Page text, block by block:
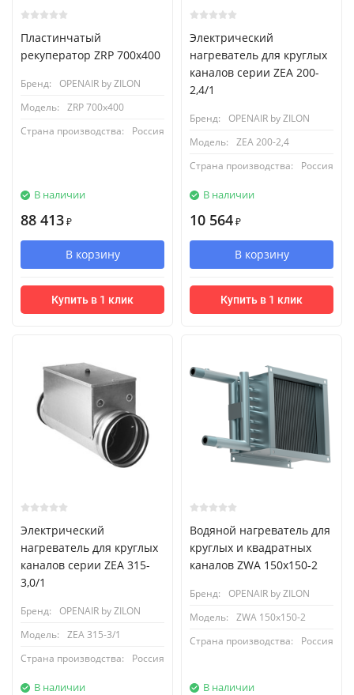
Пластинчатый
рекуператор ZRP 700x400
Бренд:
OPENAIR by ZILON
Модель:
ZRP 700x400
Страна производства:
Россия
В наличии
88 413 ₽
В корзину
Купить в 1 клик
Электрический
нагреватель для круглых
каналов серии ZEA 200-
2,4/1
Бренд:
OPENAIR by ZILON
Модель:
ZEA 200-2,4
Страна производства:
Россия
В наличии
10 564 ₽
В корзину
Купить в 1 клик
Электрический
нагреватель для круглых
каналов серии ZEA 315-
3,0/1
Бренд:
OPENAIR by ZILON
Модель:
ZEA 315-3/1
Страна производства:
Россия
В наличии
Водяной нагреватель для
круглых и квадратных
каналов ZWA 150x150-2
Бренд:
OPENAIR by ZILON
Модель:
ZWA 150x150-2
Страна производства:
Россия
В наличии